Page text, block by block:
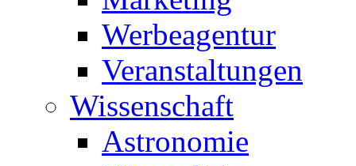
Werbeagentur
Veranstaltungen
Wissenschaft
Astronomie